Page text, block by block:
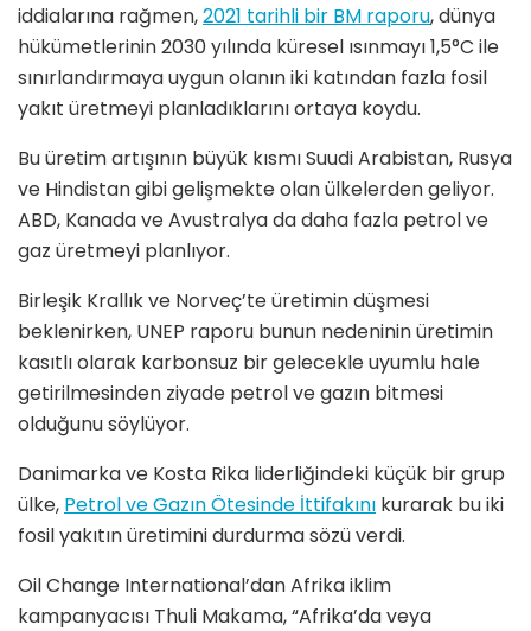
iddialarına rağmen,2021 tarihli bir BM raporu, dünya
hükümetlerinin 2030 yılında küresel ısınmayı 1,5°C ile
sınırlandırmaya uygun olanın iki katından fazla fosil
yakıt üretmeyi planladıklarını ortaya koydu.
Bu üretim artışının büyük kısmı Suudi Arabistan, Rusya
ve Hindistan gibi gelişmekte olan ülkelerden geliyor.
ABD, Kanada ve Avustralya da daha fazla petrol ve
gaz üretmeyi planlıyor.
Birleşik Krallık ve Norveç’te üretimin düşmesi
beklenirken, UNEP raporu bunun nedeninin üretimin
kasıtlı olarak karbonsuz bir gelecekle uyumlu hale
getirilmesinden ziyade petrol ve gazın bitmesi
olduğunu söylüyor.
Danimarka ve Kosta Rika liderliğindeki küçük bir grup
ülke, Petrol ve Gazın Ötesinde İttifakını kurarak bu iki
fosil yakıtın üretimini durdurma sözü verdi.
Oil Change International’dan Afrika iklim
kampanyacısı Thuli Makama, ​“Afrika’da veya